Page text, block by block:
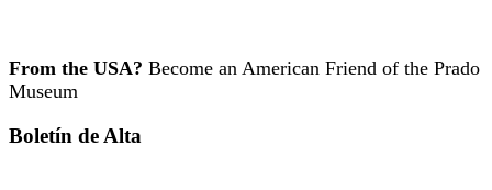
From the USA? Become an American Friend of the Prado
Museum
Boletín de Alta